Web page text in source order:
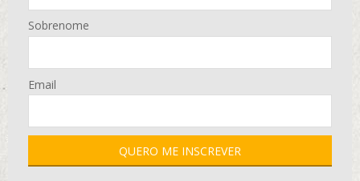
Sobrenome
Email